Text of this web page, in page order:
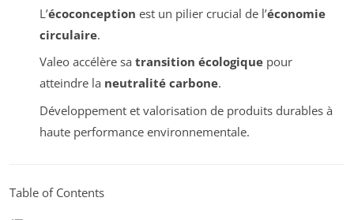
L’écoconception est un pilier crucial de l’économie
circulaire.
Valeo accélère sa transition écologiquepour
atteindre la neutralité carbone.
Développement et valorisation de produits durables à
haute performance environnementale.
Table of Contents